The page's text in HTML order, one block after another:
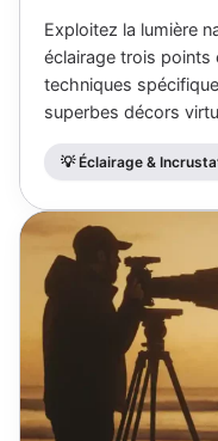
Exploitez la lumière
éclairage trois points
techniques
superbes décors
💡 Éclairage &